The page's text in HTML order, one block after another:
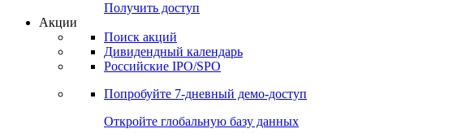
Получить доступ
Акции
Поиск акций
Дивидендный календарь
Российские IPO/SPO
Попробуйте 7-дневный демо-доступ
Откройте глобальную базу данных